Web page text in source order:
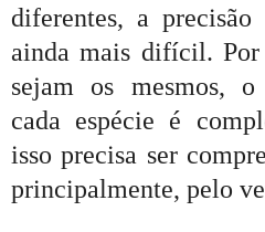
diferentes, a
ainda mais difícil. Por
sejam os mesmos,
cada espécie é
isso precisa ser
principalmente, pelo